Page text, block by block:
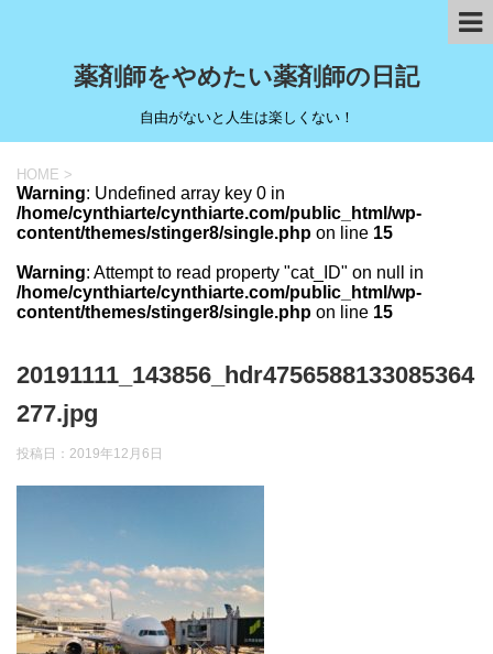
薬剤師をやめたい薬剤師の日記
自由がないと人生は楽しくない！
HOME >
Warning: Undefined array key 0 in
/home/cynthiarte/cynthiarte.com/public_html/wp-
content/themes/stinger8/single.php on line 15
Warning: Attempt to read property "cat_ID" on null in
/home/cynthiarte/cynthiarte.com/public_html/wp-
content/themes/stinger8/single.php on line 15
20191111_143856_hdr4756588133085364
277.jpg
投稿日： 2019年12月6日